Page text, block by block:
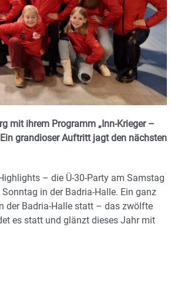
mit ihrem Programm „Inn-Krieger –
grandioser Auftritt jagt den nächsten
– die Ü-30-Party am Samstag
in der Badria-Halle. Ein ganz
der Badria-Halle statt – das zwölfte
es statt und glänzt dieses Jahr mit